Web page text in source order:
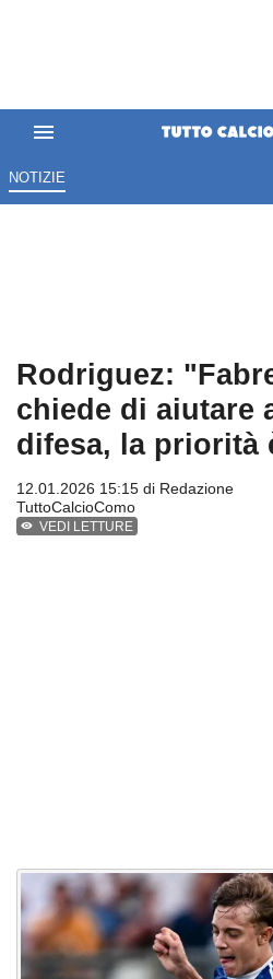
NOTIZIE
Rodriguez:
chiede di aiutare
difesa, la priorità
12.01.2026 15:15 di Redazione
TuttoCalcioComo
VEDI LETTURE